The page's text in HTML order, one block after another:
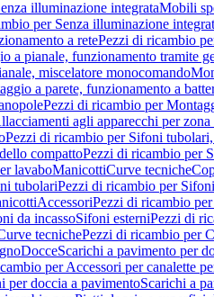
illuminazione integrataMobili
per Senza illuminazione
a retePezzi di ricambio
a pianale, funzionamento tramite
miscelatore monocomando
a parete, funzionamento a
Pezzi di ricambio per
agli apparecchi per
Pezzi di ricambio per Sifoni
compattoPezzi di ricambio per
lavaboManicottiCurve tecniche
tubolariPezzi di ricambio per
AccessoriPezzi di ricambio
da incassoSifoni esterniPezzi di
tecnichePezzi di ricambio per
DocceScarichi a pavimento per
per Accessori per canalette
per doccia a pavimentoScarichi a